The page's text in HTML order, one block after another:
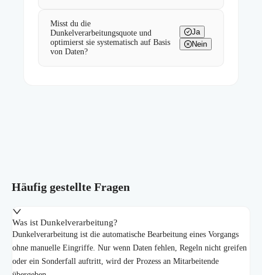
Misst du die
Dunkelverarbeitungsquote und
optimierst sie systematisch auf Basis
von Daten?
Ja
Nein
Häufig gestellte Fragen
Was ist Dunkelverarbeitung?
Dunkelverarbeitung ist die automatische Bearbeitung eines Vorgangs
ohne manuelle Eingriffe. Nur wenn Daten fehlen, Regeln nicht greifen
oder ein Sonderfall auftritt, wird der Prozess an Mitarbeitende